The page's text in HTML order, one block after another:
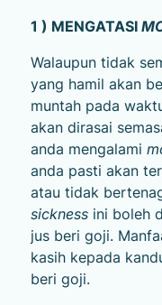
1 ) MENGATASI
Walaupun tidak
yang hamil akan
muntah pada
akan dirasai
anda mengalami
anda pasti akan
atau tidak
sicknessini boleh
jus beri goji.
kasih kepada
beri goji.